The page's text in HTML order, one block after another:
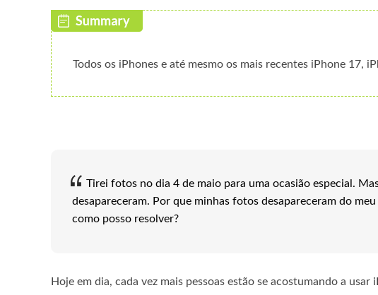
Todos os iPhones e até mesmo os mais recentes iPhone 17,
Tirei fotos no dia 4 de maio para uma ocasião especial.
desapareceram. Por que minhas fotos desapareceram do
como posso resolver?
Hoje em dia, cada vez mais pessoas estão se acostumando a usar